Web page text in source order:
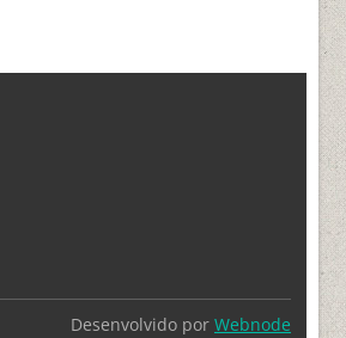
Desenvolvido por Webnode